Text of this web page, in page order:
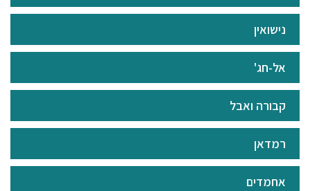
נישואין
אל-חג'
קבורה ואבל
רמדאן
אחמדים